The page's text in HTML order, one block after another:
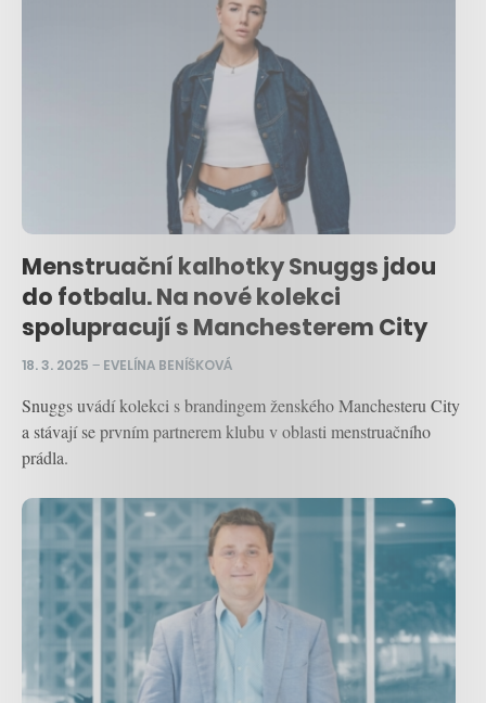
Menstruační kalhotky Snuggs jdou
do fotbalu. Na nové kolekci
spolupracují s Manchesterem City
18. 3. 2025 – EVELÍNA BENÍŠKOVÁ
Snuggs uvádí kolekci s brandingem ženského Manchesteru City
a stávají se prvním partnerem klubu v oblasti menstruačního
prádla.